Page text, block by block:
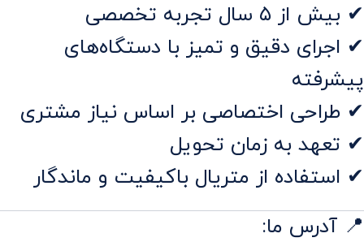
✔ بیش از ۵ سال تجربه تخصصی
✔ اجرای دقیق و تمیز با دستگاه‌های
پیشرفته
✔ طراحی اختصاصی بر اساس نیاز مشتری
✔ تعهد به زمان تحویل
✔ استفاده از متریال باکیفیت و ماندگار
📍 آدرس ما: